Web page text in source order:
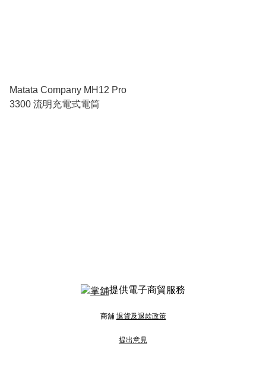
Matata Company MH12 Pro
3300 流明充電式電筒
提供電子商貿服務
商舖 退貨及退款政策
提出意見